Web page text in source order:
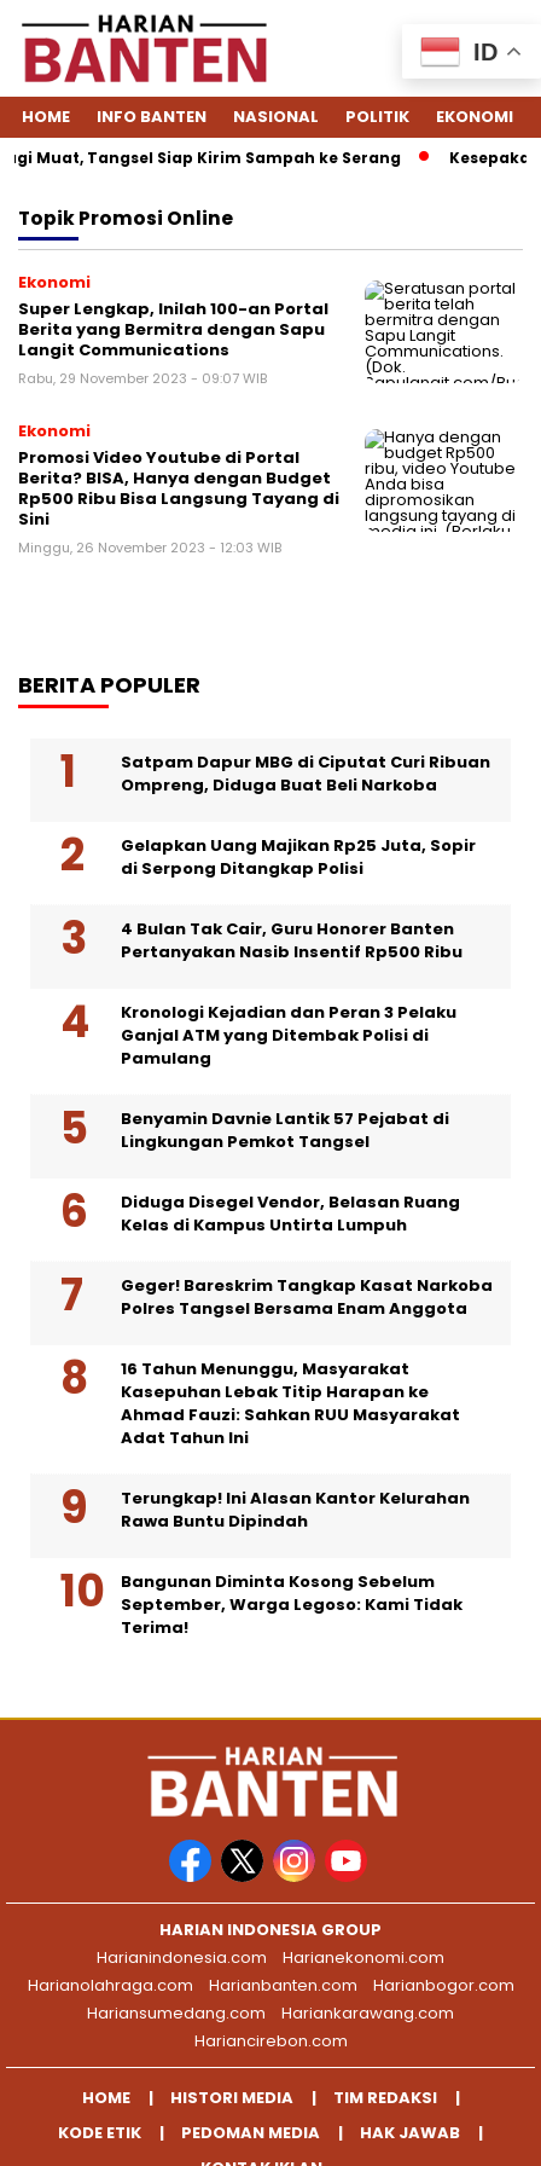
HOME INFO BANTEN NASIONAL POLITIK EKONOMI
Muat, Tangsel Siap Kirim Sampah ke Serang
TopikPromosi Online
Ekonomi
Super Lengkap, Inilah 100-an Portal
Berita yang Bermitra dengan Sapu
Langit Communications
Rabu, 29 November 2023 - 09:07 WIB
Ekonomi
Promosi Video Youtube di Portal
Berita? BISA, Hanya dengan Budget
Rp500 Ribu Bisa Langsung Tayang di
Sini
Minggu, 26 November 2023 - 12:03 WIB
BERITA POPULER
Satpam Dapur MBG di Ciputat Curi Ribuan
Ompreng, Diduga Buat Beli Narkoba
Gelapkan Uang Majikan Rp25 Juta, Sopir
di Serpong Ditangkap Polisi
4 Bulan Tak Cair, Guru Honorer Banten
Pertanyakan Nasib Insentif Rp500 Ribu
Kronologi Kejadian dan Peran 3 Pelaku
Ganjal ATM yang Ditembak Polisi di
Pamulang
Benyamin Davnie Lantik 57 Pejabat di
Lingkungan Pemkot Tangsel
Diduga Disegel Vendor, Belasan Ruang
Kelas di Kampus Untirta Lumpuh
Geger! Bareskrim Tangkap Kasat Narkoba
Polres Tangsel Bersama Enam Anggota
16 Tahun Menunggu, Masyarakat
Kasepuhan Lebak Titip Harapan ke
Ahmad Fauzi: Sahkan RUU Masyarakat
Adat Tahun Ini
Terungkap! Ini Alasan Kantor Kelurahan
Rawa Buntu Dipindah
Bangunan Diminta Kosong Sebelum
September, Warga Legoso: Kami Tidak
Terima!
ID
HARIAN INDONESIA GROUP
Harianindonesia.com
Harianekonomi.com
Harianolahraga.com
Harianbanten.com
Harianbogor.com
Hariansumedang.com
Hariankarawang.com
Hariancirebon.com
HOME HISTORI MEDIA
TIM REDAKSI
KODE ETIK
PEDOMAN MEDIA
HAK JAWAB